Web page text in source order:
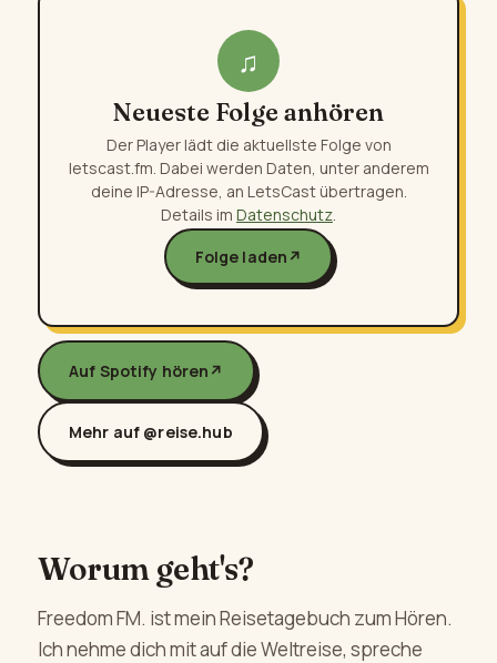
♫
Neueste Folge anhören
Der Player lädt die aktuellste Folge von
letscast.fm. Dabei werden Daten, unter anderem
deine IP-Adresse, an LetsCast übertragen.
Details im Datenschutz
Folge laden ↗
Auf Spotify hören ↗
Mehr auf @reise.hub
Worum geht's?
Freedom FM. ist mein Reisetagebuch zum Hören.
Ich nehme dich mit auf die Weltreise, spreche